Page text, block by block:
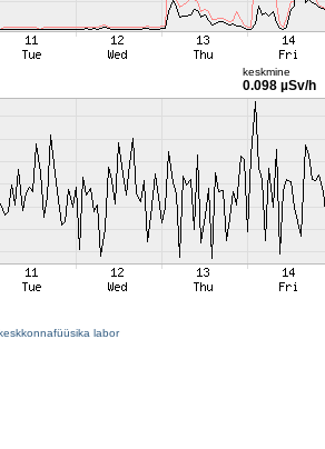
keskmine
0.098 µSv/h
labor